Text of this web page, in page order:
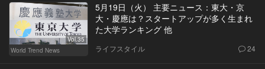
Vol.35
World Trend News
5月19日（火） 主要ニュース：東大・京
大・慶應は？スタートアップが多く生まれ
た大学ランキング 他
ライフスタイル 24